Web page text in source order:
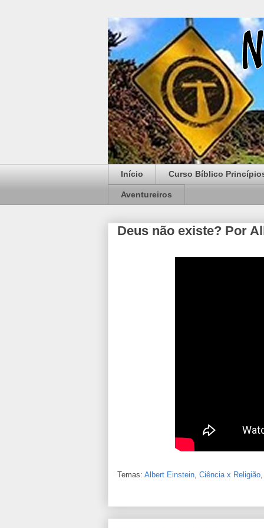
Início Curso Bíblico
Aventureiros
Deus não existe? Por
Temas: Albert Einstein Ciência x Religião